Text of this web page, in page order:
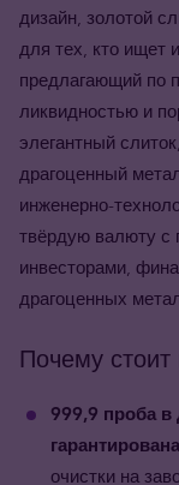
дизайн, золотой
для тех, кто ищет
предлагающий по
ликвидностью и
элегантный
драгоценный
инженерно-
твёрдую валюту с
инвесторами,
драгоценных
Почему стоит
999,9 проба
очистки на